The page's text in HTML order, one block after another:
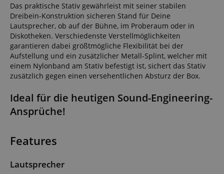
Das praktische Stativ gewährleist mit seiner stabilen
Dreibein-Konstruktion sicheren Stand für Deine
Lautsprecher, ob auf der Bühne, im Proberaum oder in
Diskotheken. Verschiedenste Verstellmöglichkeiten
garantieren dabei größtmögliche Flexibilität bei der
Aufstellung und ein zusätzlicher Metall-Splint, welcher mit
einem Nylonband am Stativ befestigt ist, sichert das Stativ
zusätzlich gegen einen versehentlichen Absturz der Box.
Ideal für die heutigen Sound-Engineering-
Ansprüche!
Features
Lautsprecher